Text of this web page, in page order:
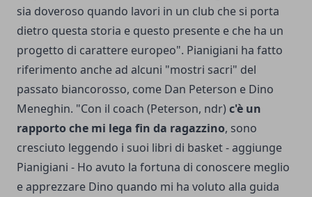
sia doveroso quando lavori in un club che si porta
dietro questa storia e questo presente e che ha un
progetto di carattere europeo". Pianigiani ha fatto
riferimento anche ad alcuni "mostri sacri" del
passato biancorosso, come Dan Peterson e Dino
Meneghin. "Con il coach (Peterson, ndr) c'è un
rapporto che mi lega fin da ragazzino, sono
cresciuto leggendo i suoi libri di basket - aggiunge
Pianigiani - Ho avuto la fortuna di conoscere meglio
e apprezzare Dino quando mi ha voluto alla guida